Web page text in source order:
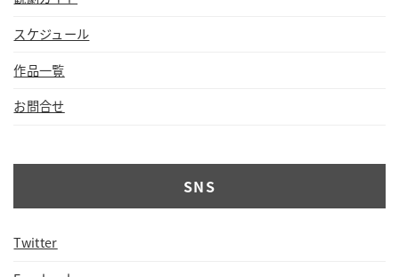
スケジュール
作品一覧
お問合せ
SNS
Twitter